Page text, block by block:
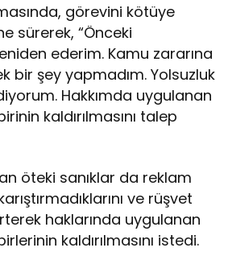
görevini kötüye
sürerek, “Önceki
ederim. Kamu zararına
bir şey yapmadım. Yolsuzluk
Hakkımda uygulanan
kaldırılmasını talep
öteki sanıklar da reklam
ve rüşvet
haklarında uygulanan
kaldırılmasını istedi.